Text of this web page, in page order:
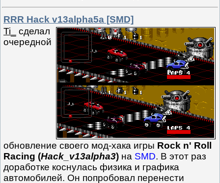
RRR Hack v13alpha5a [SMD]
Ti_
сделал
очередной
обновление своего мод-хака игры Rock n' Roll
Racing (Hack_v13alpha3) на SMD. В этот раз
доработке коснулась физика и графика
автомобилей. Он попробовал перенести